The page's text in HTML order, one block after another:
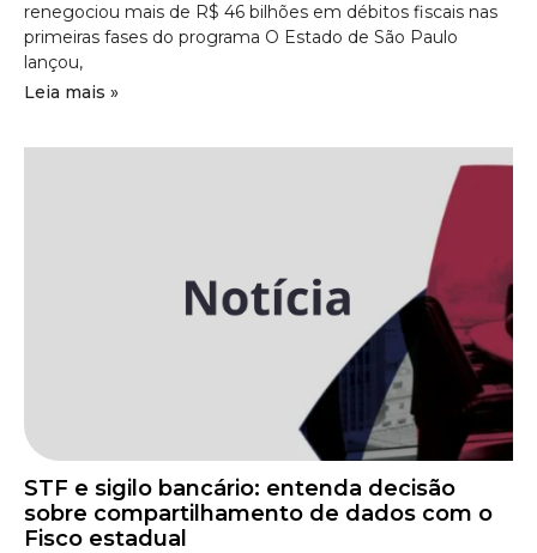
renegociou mais de R$ 46 bilhões em débitos fiscais nas
primeiras fases do programa O Estado de São Paulo
lançou,
Leia mais »
STF e sigilo bancário: entenda decisão
sobre compartilhamento de dados com o
Fisco estadual